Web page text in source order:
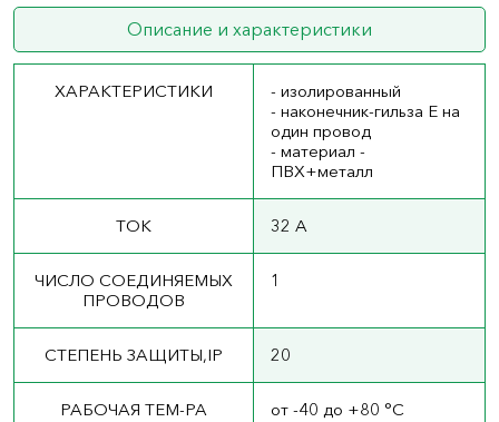
Описание и характеристики
ХАРАКТЕРИСТИКИ
- изолированный
- наконечник-гильза Е на
один провод
- материал -
ПВХ+металл
ТОК 32 А
ЧИСЛО СОЕДИНЯЕМЫХ
ПРОВОДОВ
1
СТЕПЕНЬ ЗАЩИТЫ,IP 20
РАБОЧАЯ ТЕМ-РА от -40 до +80 °С